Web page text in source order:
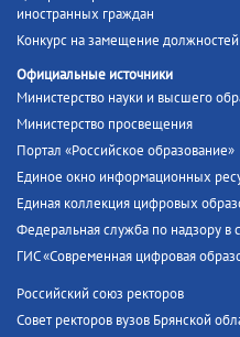
иностранных граждан
Конкурс на замещение
Официальные источники
Министерство науки и высшего
Министерство просвещения
Портал «Российское образование»
Единое окно информационных
Единая коллекция цифровых
Федеральная служба по надзору в
ГИС «Современная цифровая
Российский союз ректоров
Совет ректоров вузов Брянской